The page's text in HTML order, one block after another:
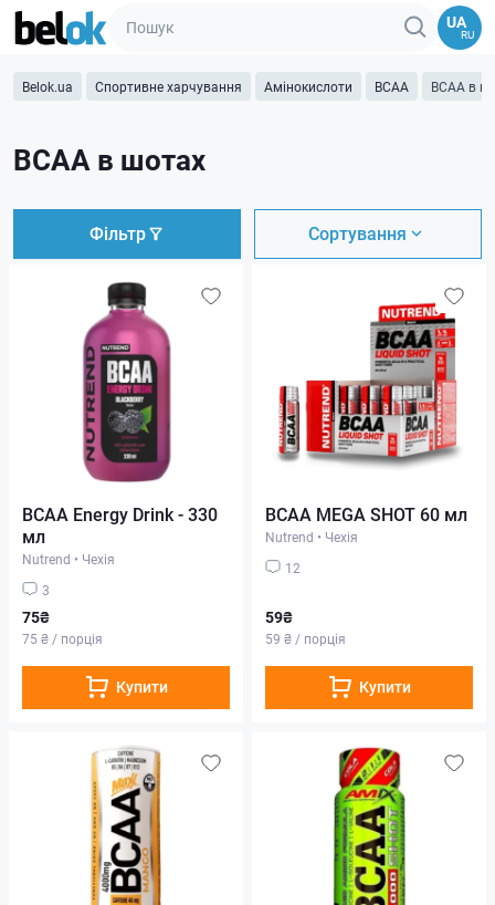
UA
RU
Belok.ua Спортивне харчування Амінокислоти BCAA BCAA в
BCAA в шотах
Фільтр Сортування
BCAA Energy Drink - 330
мл
Nutrend • Чехія
3
75₴
75 ₴ / порція
Купити
BCAA MEGA SHOT 60 мл
Nutrend • Чехія
12
59₴
59 ₴ / порція
Купити